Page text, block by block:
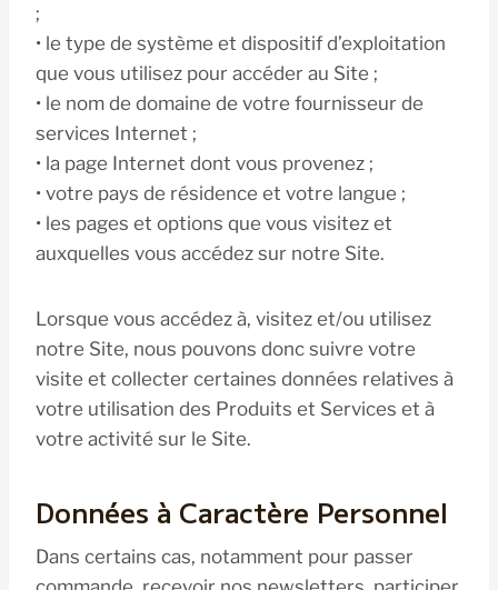
;
• le type de système et dispositif d’exploitation
que vous utilisez pour accéder au Site ;
• le nom de domaine de votre fournisseur de
services Internet ;
• la page Internet dont vous provenez ;
• votre pays de résidence et votre langue ;
• les pages et options que vous visitez et
auxquelles vous accédez sur notre Site.
Lorsque vous accédez à, visitez et/ou utilisez
notre Site, nous pouvons donc suivre votre
visite et collecter certaines données relatives à
votre utilisation des Produits et Services et à
votre activité sur le Site.
Données à Caractère Personnel
Dans certains cas, notamment pour passer